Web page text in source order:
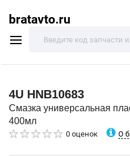
bratavto.ru
4U HNB10683
Смазка универсальная
400мл
0 оценок О